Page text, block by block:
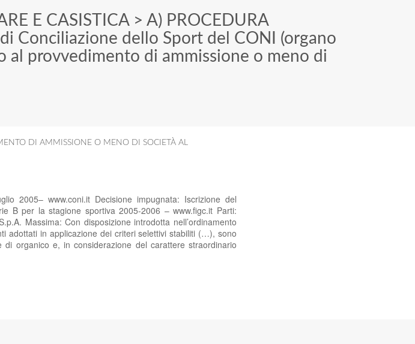
E CASISTICA> A) PROCEDURA
Conciliazione dello Sport del CONI (organo
al provvedimento di ammissione o meno di
DI AMMISSIONE O MENO DI SOCIETÀ AL
2005– www.coni.it Decisione impugnata: Iscrizione del
B per la stagione sportiva 2005-2006 – www.figc.it Parti:
Massima: Con disposizione introdotta nell’ordinamento
adottati in applicazione dei criteri selettivi stabiliti (…), sono
organico e, in considerazione del carattere straordinario